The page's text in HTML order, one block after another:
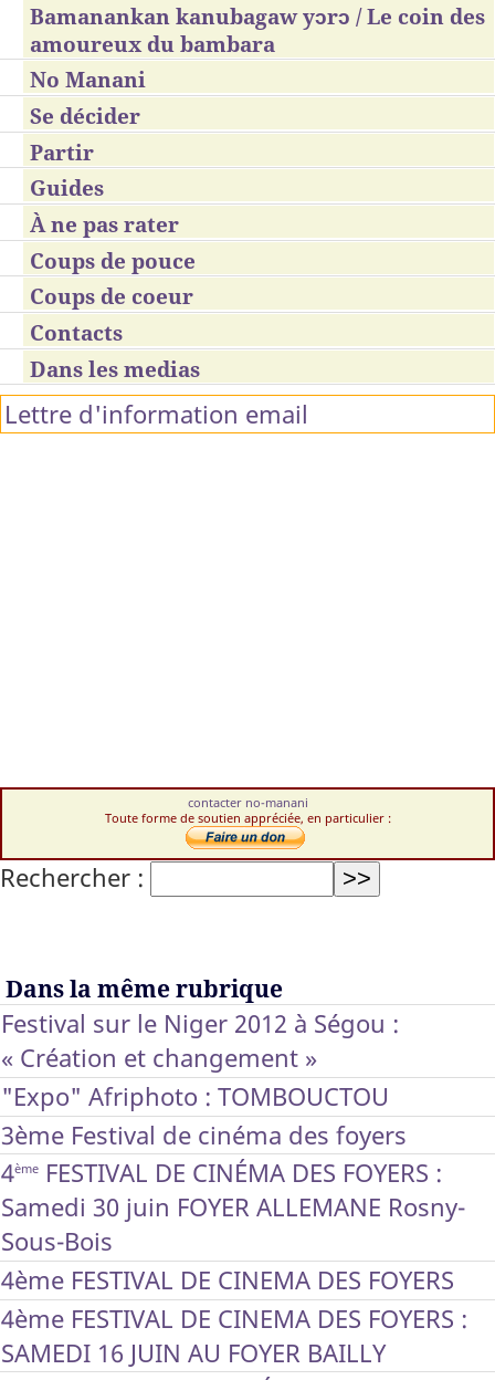
Bamanankan kanubagaw yɔrɔ / Le coin des
amoureux du bambara
No Manani
Se décider
Partir
Guides
À ne pas rater
Coups de pouce
Coups de coeur
Contacts
Dans les medias
Lettre d'information email
contacter no-manani
Toute forme de soutien appréciée, en particulier :
Rechercher :
Dans la même rubrique
Festival sur le Niger 2012 à Ségou :
« Création et changement »
"Expo" Afriphoto : TOMBOUCTOU
3ème Festival de cinéma des foyers
4èmeFESTIVAL DE CINÉMA DES FOYERS :
Samedi 30 juin FOYER ALLEMANE Rosny-
Sous-Bois
4ème FESTIVAL DE CINEMA DES FOYERS
4ème FESTIVAL DE CINEMA DES FOYERS :
SAMEDI 16 JUIN AU FOYER BAILLY